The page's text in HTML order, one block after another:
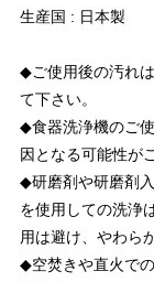
生産国 : 日本製
◆ご使用後の汚れ
て下さい。
◆食器洗浄機のご
因となる可能性が
◆研磨剤や研磨剤
を使用しての洗浄
用は避け、やわら
◆空焚きや直火で